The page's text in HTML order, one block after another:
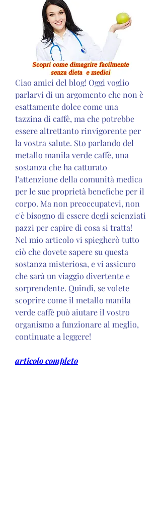
Ciao amici del blog! Oggi voglio
parlarvi di un argomento che non è
esattamente dolce come una
tazzina di caffè, ma che potrebbe
essere altrettanto rinvigorente per
la vostra salute. Sto parlando del
metallo manila verde caffè, una
sostanza che ha catturato
l'attenzione della comunità medica
per le sue proprietà benefiche per il
corpo. Ma non preoccupatevi, non
c'è bisogno di essere degli scienziati
pazzi per capire di cosa si tratta!
Nel mio articolo vi spiegherò tutto
ciò che dovete sapere su questa
sostanza misteriosa, e vi assicuro
che sarà un viaggio divertente e
sorprendente. Quindi, se volete
scoprire come il metallo manila
verde caffè può aiutare il vostro
organismo a funzionare al meglio,
continuate a leggere!
articolo completo